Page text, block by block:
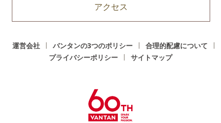
アクセス
運営会社 バンタンの3つのポリシー
合理的配慮について
プライバシーポリシー
サイトマップ